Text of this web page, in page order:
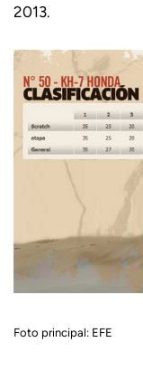
2013.
Foto principal: EFE